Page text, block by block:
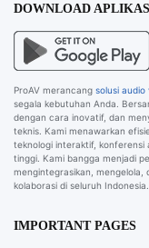
DOWNLOAD
ProAV merancang solusi audio
segala kebutuhan Anda.
dengan cara inovatif, dan
teknis. Kami menawarkan
teknologi interaktif, konferensi
tinggi. Kami bangga menjadi
mengintegrasikan, mengelola,
kolaborasi di seluruh Indonesia.
IMPORTANT PAGES